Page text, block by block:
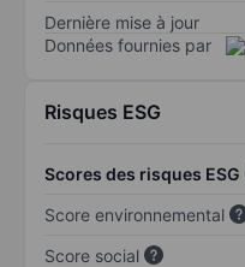
Dernière mise à jour
Données fournies par
Risques ESG
Scores des risques ESG
Score environnemental
Score social